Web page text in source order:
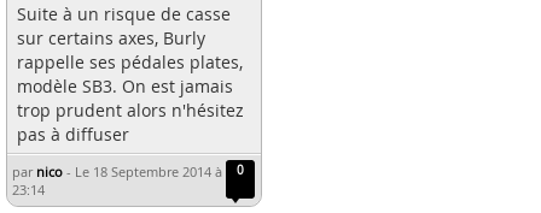
Suite à un risque de casse
sur certains axes, Burly
rappelle ses pédales plates,
modèle SB3. On est jamais
trop prudent alors n'hésitez
pas à diffuser
par nico - Le 18 Septembre 2014 à
23:14
0